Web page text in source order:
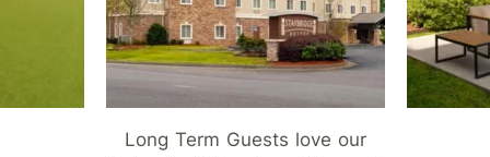
Long Term Guests love our